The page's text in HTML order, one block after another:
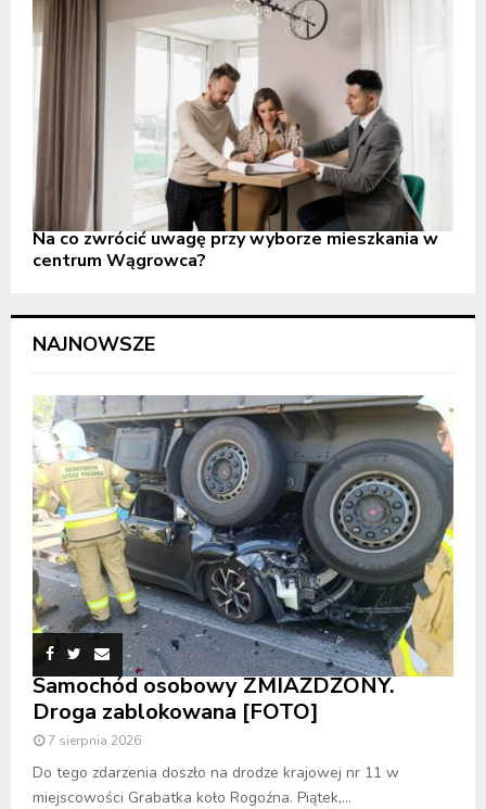
Na co zwrócić uwagę przy wyborze mieszkania w
centrum Wągrowca?
NAJNOWSZE
Samochód osobowy ZMIAŻDŻONY.
Droga zablokowana [FOTO]
7 sierpnia 2026
Do tego zdarzenia doszło na drodze krajowej nr 11 w
miejscowości Grabatka koło Rogoźna. Piątek,...